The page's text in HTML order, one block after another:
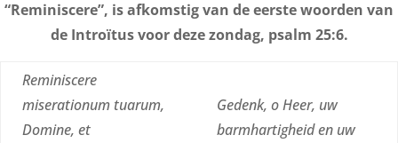
“Reminiscere”, is afkomstig van de eerste woorden van
de Introïtus voor deze zondag, psalm 25:6.
Reminiscere
miserationum tuarum,
Domine, et
Gedenk, o Heer, uw
barmhartigheid en uw